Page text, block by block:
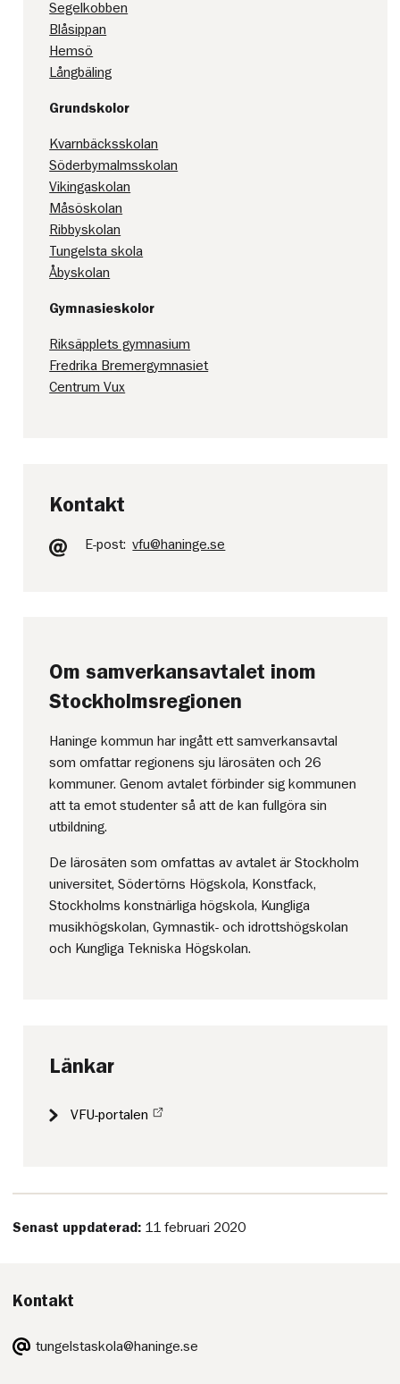
Segelkobben
Blåsippan
Hemsö
Långbäling
Grundskolor
Kvarnbäcksskolan
Söderbymalmsskolan
Vikingaskolan
Måsöskolan
Ribbyskolan
Tungelsta skola
Åbyskolan
Gymnasieskolor
Riksäpplets gymnasium
Fredrika Bremergymnasiet
Centrum Vux
Kontakt
E-post: vfu@haninge.se
Om samverkansavtalet inom
Stockholmsregionen
Haninge kommun har ingått ett samverkansavtal
som omfattar regionens sju lärosäten och 26
kommuner. Genom avtalet förbinder sig kommunen
att ta emot studenter så att de kan fullgöra sin
utbildning.
De lärosäten som omfattas av avtalet är Stockholm
universitet, Södertörns Högskola, Konstfack,
Stockholms konstnärliga högskola, Kungliga
musikhögskolan, Gymnastik- och idrottshögskolan
och Kungliga Tekniska Högskolan.
Länkar
VFU-portalen
Senast uppdaterad: 11 februari 2020
Kontakt
E-
post:
tungelstaskola@haninge.se